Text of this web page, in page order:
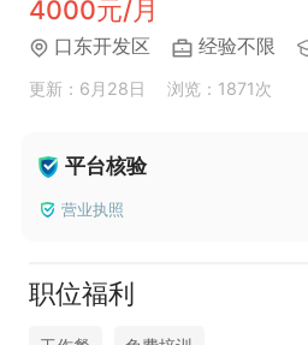
4000元/月
口东开发区 经验不限
更新：6月28日 浏览：1871次
平台核验
营业执照
职位福利